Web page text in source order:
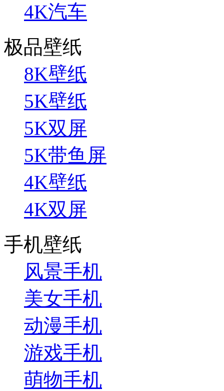
4K汽车
极品壁纸
8K壁纸
5K壁纸
5K双屏
5K带鱼屏
4K壁纸
4K双屏
手机壁纸
风景手机
美女手机
动漫手机
游戏手机
萌物手机